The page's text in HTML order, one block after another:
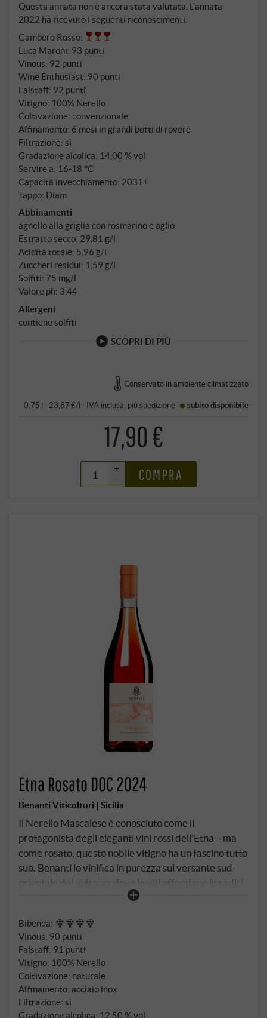
Verzella, Feudo di Mezzo, Guardiola e Solicchiata, a
800 metri di altitudine, in terreni lavici neri e ricchi di
minerali. Alta Mora – alta e nera – non è solo un
nome. È una descrizione del luogo. 100% Nerello
Mascalese, raccolto a mano in ottobre. La
fermentazione in ammasso dura dodici giorni in
acciaio, seguita da sei mesi in grandi botti di rovere
da 25 ettolitri. Un ingresso accessibile nel portafoglio
di Alta Mora – e una chiara affermazione: il Nerello
Mascalese a queste altitudini non ha bisogno di
essere messo in scena.
Questa annata non è ancora stata valutata. L’annata
2022 ha ricevuto i seguenti riconoscimenti:
Gambero Rosso:
Luca Maroni: 93 punti
Vinous: 92 punti
Wine Enthusiast: 90 punti
Falstaff: 92 punti
Vitigno: 100% Nerello
Coltivazione: convenzionale
Affinamento: 6 mesi in grandi botti di rovere
Filtrazione: sì
Gradazione alcolica: 14,00 % vol
Servire a: 16‑18 °C
Capacità invecchiamento: 2031+
Tappo: Diam
Abbinamenti
agnello alla griglia con rosmarino e aglio
Estratto secco: 29,81 g/l
Acidità totale: 5,96 g/l
Zuccheri residui: 1,59 g/l
Solfiti: 75 mg/l
Valore ph: 3,44
Allergeni
contiene solfiti
SCOPRI DI PIÙ
Conservato in ambiente climatizzato
0,75 l · 23,87 €/l · IVA inclusa, piùspedizione subito disponibile
17,90 €
+
–
COMPRA
Etna Rosato DOC 2024
Benanti Viticoltori | Sicilia
Il Nerello Mascalese è conosciuto come il
protagonista degli eleganti vini rossi dell'Etna – ma
come rosato, questo nobile vitigno ha un fascino tutto
suo. Benanti lo vinifica in purezza sul versante sud-
orientale del vulcano, dove le viti affondano le radici
in sabbie vulcaniche ricche di minerali a un'altitudine
raccolte a mano all'inizio di ottobre da viti su graticci
che hanno in media 25 anni. Dopo dodici ore di
macerazione a freddo, le uve vengono pressate
delicatamente; solo il 65% del mosto viene trasferito
nella vasca di acciaio inox. Dieci giorni di
fermentazione a temperatura controllata con i lieviti
Bibenda:
Vinous: 90 punti
Falstaff: 91 punti
Vitigno: 100% Nerello
Coltivazione: naturale
Affinamento: acciaio inox
Filtrazione: sì
Gradazione alcolica: 12,50 % vol